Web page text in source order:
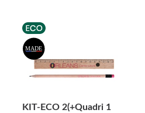
KIT-ECO 2(+Quadri 1